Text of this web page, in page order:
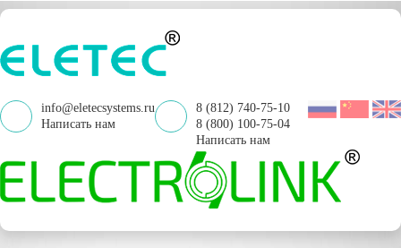
info@eletecsystems.ru
Написать нам
8 (812) 740-75-10
8 (800) 100-75-04
Написать нам